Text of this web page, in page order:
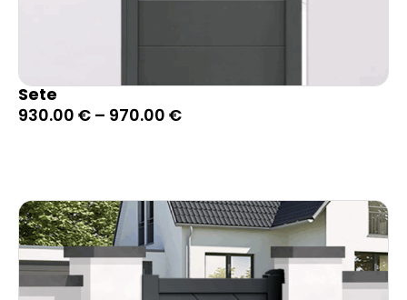
Sete
930.00 € – 970.00 €